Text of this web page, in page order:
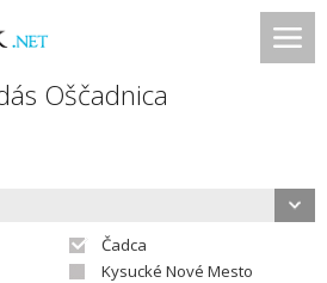
Oščadnica
Čadca
Kysucké Nové Mesto